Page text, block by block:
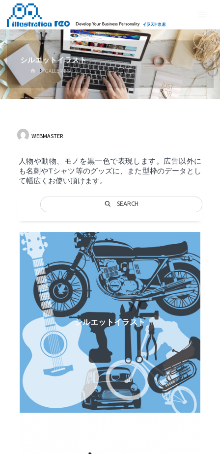
テ
ン
ツ
へ
ス
キ
ッ
ス
ト
れ
お
シルエットイラスト
ホ
ー
GALLERIES シルエットイラスト
WEBMASTER
人物や動物、モノを黒一色で表現します。広告以外に
も名刺やTシャツ等のグッズに、また型枠のデータとし
て幅広くお使い頂けます。
SEARCH
シルエットイラスト